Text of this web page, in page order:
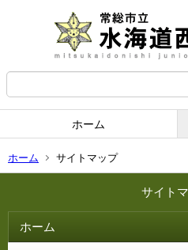
ホーム
ホーム サイトマップ
サイト
ホーム